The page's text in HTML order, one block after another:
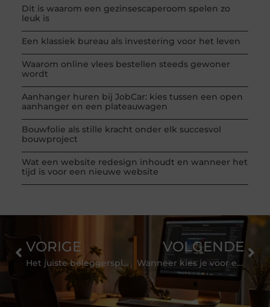
Dit is waarom een gezinsescaperoom spelen zo
leuk is
Een klassiek bureau als investering voor het leven
Waarom online vlees bestellen steeds gewoner
wordt
Aanhanger huren bij JobCar: kies tussen een open
aanhanger en een plateauwagen
Bouwfolie als stille kracht onder elk succesvol
bouwproject
Wat een website redesign inhoudt en wanneer het
tijd is voor een nieuwe website
VORIGE
Het juiste beleggersplatform met gering risico
VOLGENDE
Wanneer kies je voor een vof of bv?